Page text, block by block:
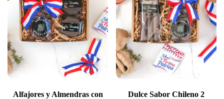
Alfajores y Almendras con
Dulce Sabor Chileno 2